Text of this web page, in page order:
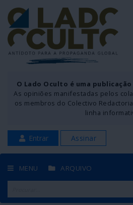
O Lado Oculto é uma
As opiniões manifestadas pelos
os membros do Colectivo
linha
Entrar Assinar
MENU ARQUIVO